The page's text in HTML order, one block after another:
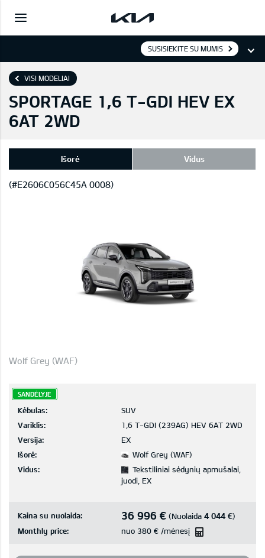
SUSISIEKITE SU MUMIS
VISI MODELIAI
SPORTAGE 1,6 T-GDI HEV EX
6AT 2WD
Išorė Vidus
(#E2606C056C45A 0008)
Wolf Grey (WAF)
SANDĖLYJE
Kėbulas:
SUV
Variklis:
1,6 T-GDI (239AG) HEV 6AT 2WD
Versija:
EX
Išorė:
Wolf Grey (WAF)
Vidus:
Tekstiliniai sėdynių apmušalai,
juodi, EX
Kaina su nuolaida: 36 996 € (Nuolaida 4 044 €)
Monthly price:
nuo 380 €/mėnesį